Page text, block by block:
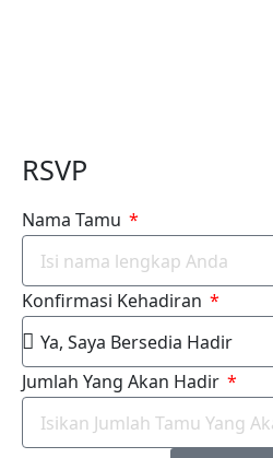
RSVP
Nama Tamu
Konfirmasi Kehadiran
Jumlah Yang Akan Hadir